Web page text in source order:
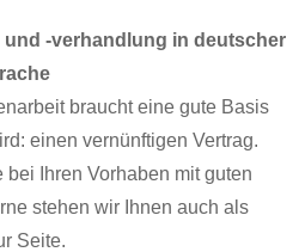
-verhandlung in deutscher
braucht eine gute Basis
einen vernünftigen Vertrag.
bei Ihren Vorhaben mit guten
stehen wir Ihnen auch als
Seite.